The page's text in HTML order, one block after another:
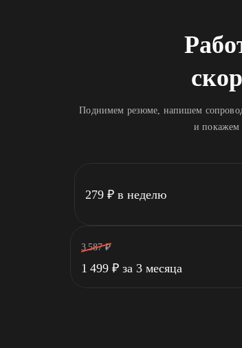
Поднимем резюме, напишем
и покажем
279 ₽ в неделю
3 587 ₽
1 499 ₽ за 3 месяца